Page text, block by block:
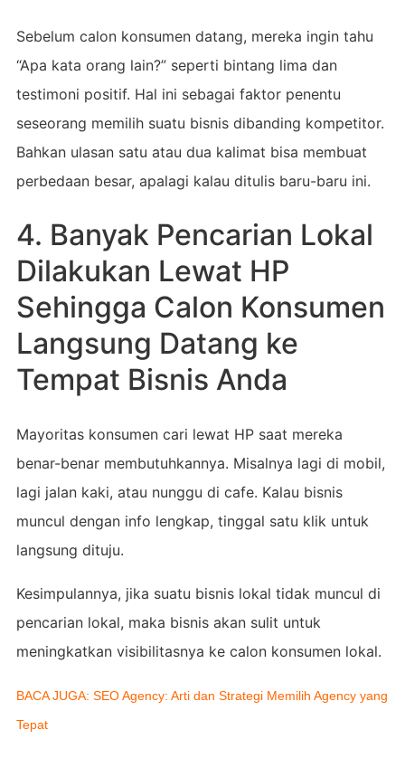
Sebelum calon konsumen datang, mereka ingin tahu
“Apa kata orang lain?” seperti bintang lima dan
testimoni positif. Hal ini sebagai faktor penentu
seseorang memilih suatu bisnis dibanding kompetitor.
Bahkan ulasan satu atau dua kalimat bisa membuat
perbedaan besar, apalagi kalau ditulis baru-baru ini.
4. Banyak Pencarian Lokal
Dilakukan Lewat HP
Sehingga Calon Konsumen
Langsung Datang ke
Tempat Bisnis Anda
Mayoritas konsumen cari lewat HP saat mereka
benar-benar membutuhkannya. Misalnya lagi di mobil,
lagi jalan kaki, atau nunggu di cafe. Kalau bisnis
muncul dengan info lengkap, tinggal satu klik untuk
langsung dituju.
Kesimpulannya, jika suatu bisnis lokal tidak muncul di
pencarian lokal, maka bisnis akan sulit untuk
meningkatkan visibilitasnya ke calon konsumen lokal.
BACA JUGA: SEO Agency: Arti dan Strategi Memilih Agency yang
Tepat